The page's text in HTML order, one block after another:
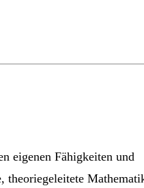
eigenen Fähigkeiten und
theoriegeleitete